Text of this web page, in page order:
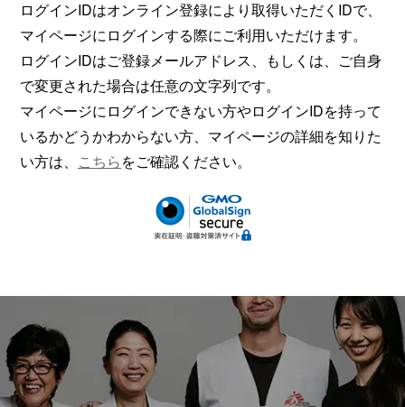
ログインIDはオンライン登録により取得いただくIDで、
マイページにログインする際にご利用いただけます。
ログインIDはご登録メールアドレス、もしくは、ご自身
で変更された場合は任意の文字列です。
マイページにログインできない方やログインIDを持って
いるかどうかわからない方、マイページの詳細を知りた
い方は、 こちらをご確認ください。